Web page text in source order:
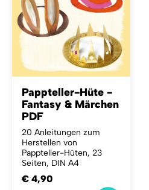
Pappteller-Hüte -
Fantasy & Märchen
PDF
20 Anleitungen zum
Herstellen von
Pappteller-Hüten, 23
Seiten, DIN A4
€ 4,90